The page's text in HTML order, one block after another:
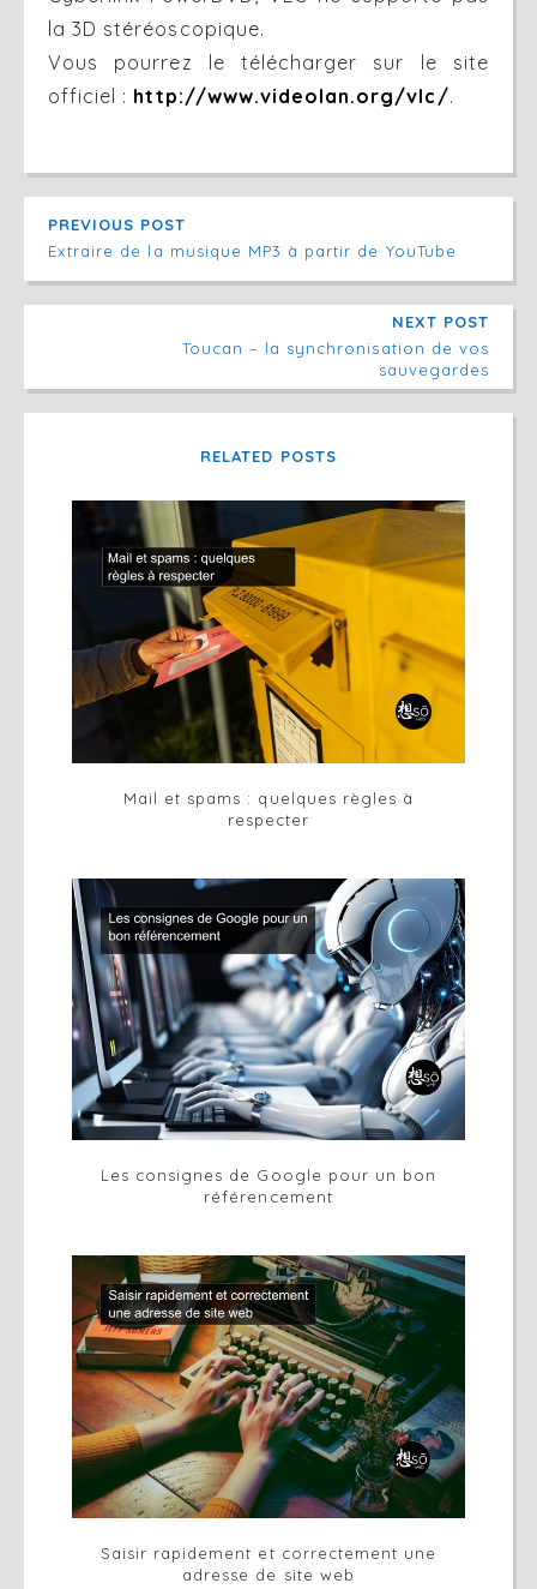
la 3D stéréoscopique.
Vous pourrez le télécharger sur le site
officiel : http://www.videolan.org/vlc/.
PREVIOUS POST
Extraire de la musique MP3 à partir de YouTube
NEXT POST
Toucan – la synchronisation de vos
sauvegardes
RELATED POSTS
Mail et spams : quelques règles à
respecter
Les consignes de Google pour un bon
référencement
Saisir rapidement et correctement une
adresse de site web